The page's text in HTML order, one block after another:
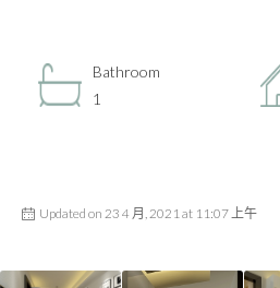
Bathroom
1
Updated on 23 4 月, 2021 at 11:07 上午